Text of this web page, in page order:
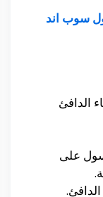
سوب اند
الدافئ
على